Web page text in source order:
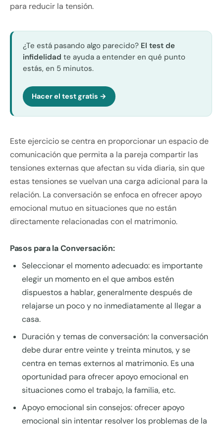
para reducir la tensión.
¿Te está pasando algo parecido? El test de
infidelidad te ayuda a entender en qué punto
estás, en 5 minutos.
Hacer el test gratis →
Este ejercicio se centra en proporcionar un espacio de
comunicación que permita a la pareja compartir las
tensiones externas que afectan su vida diaria, sin que
estas tensiones se vuelvan una carga adicional para la
relación. La conversación se enfoca en ofrecer apoyo
emocional mutuo en situaciones que no están
directamente relacionadas con el matrimonio.
Pasos para la Conversación:
Seleccionar el momento adecuado: es importante
elegir un momento en el que ambos estén
dispuestos a hablar, generalmente después de
relajarse un poco y no inmediatamente al llegar a
casa.
Duración y temas de conversación: la conversación
debe durar entre veinte y treinta minutos, y se
centra en temas externos al matrimonio. Es una
oportunidad para ofrecer apoyo emocional en
situaciones como el trabajo, la familia, etc.
Apoyo emocional sin consejos: ofrecer apoyo
emocional sin intentar resolver los problemas de la